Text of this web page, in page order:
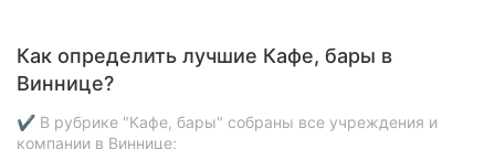
Как определить лучшие Кафе, бары в
Виннице?
✔ В рубрике "Кафе, бары" собраны все учреждения и
компании в Виннице;